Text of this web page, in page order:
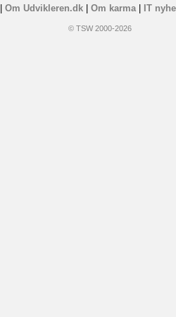
Om Udvikleren.dk| Om karma| IT
© TSW 2000-2026